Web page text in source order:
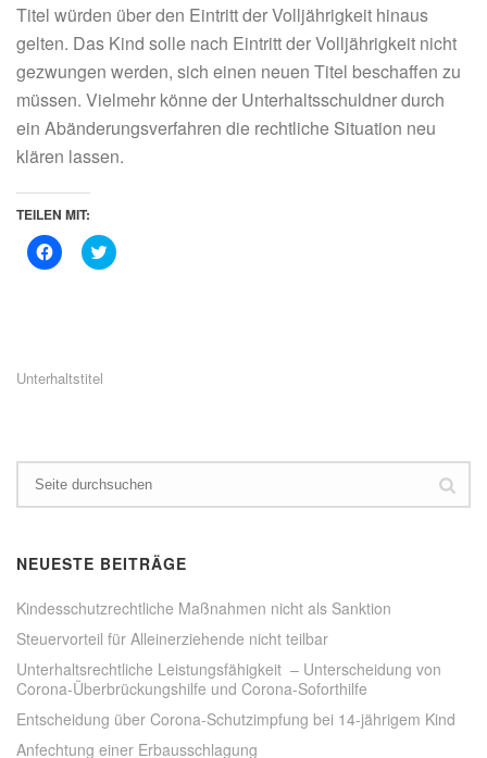
Titel würden über den Eintritt der Volljährigkeit hinaus
gelten. Das Kind solle nach Eintritt der Volljährigkeit nicht
gezwungen werden, sich einen neuen Titel beschaffen zu
müssen. Vielmehr könne der Unterhaltsschuldner durch
ein Abänderungsverfahren die rechtliche Situation neu
klären lassen.
TEILEN MIT:
K
l
u
f
b
o
o
k
e
i
e
n
W
i
r
d
i
n
n
e
K
l
t
e
r
e
i
e
n
(
W
i
r
d
i
n
n
e
Unterhaltstitel
NEUESTE BEITRÄGE
Kindesschutzrechtliche Maßnahmen nicht als Sanktion
Steuervorteil für Alleinerziehende nicht teilbar
Unterhaltsrechtliche Leistungsfähigkeit – Unterscheidung von
Corona-Überbrückungshilfe und Corona-Soforthilfe
Entscheidung über Corona-Schutzimpfung bei 14-jährigem Kind
Anfechtung einer Erbausschlagung